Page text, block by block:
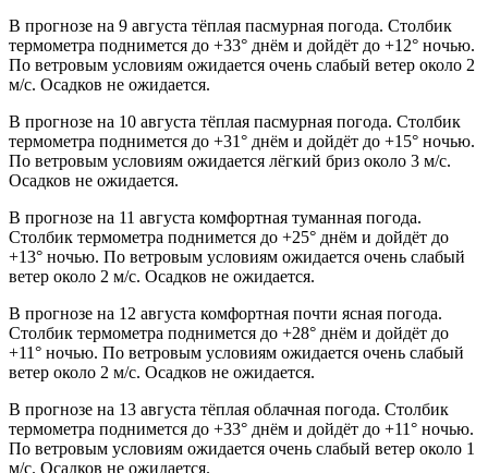
В прогнозе на 9 августа тёплая пасмурная погода. Столбик
термометра поднимется до +33° днём и дойдёт до +12° ночью.
По ветровым условиям ожидается очень слабый ветер около 2
м/с. Осадков не ожидается.
В прогнозе на 10 августа тёплая пасмурная погода. Столбик
термометра поднимется до +31° днём и дойдёт до +15° ночью.
По ветровым условиям ожидается лёгкий бриз около 3 м/с.
Осадков не ожидается.
В прогнозе на 11 августа комфортная туманная погода.
Столбик термометра поднимется до +25° днём и дойдёт до
+13° ночью. По ветровым условиям ожидается очень слабый
ветер около 2 м/с. Осадков не ожидается.
В прогнозе на 12 августа комфортная почти ясная погода.
Столбик термометра поднимется до +28° днём и дойдёт до
+11° ночью. По ветровым условиям ожидается очень слабый
ветер около 2 м/с. Осадков не ожидается.
В прогнозе на 13 августа тёплая облачная погода. Столбик
термометра поднимется до +33° днём и дойдёт до +11° ночью.
По ветровым условиям ожидается очень слабый ветер около 1
м/с. Осадков не ожидается.